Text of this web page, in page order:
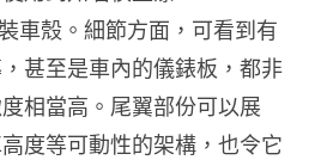
車殼。細節方面，可看到有
甚至是車內的儀錶板，都非
相當高。尾翼部份可以展
度等可動性的架構，也令它